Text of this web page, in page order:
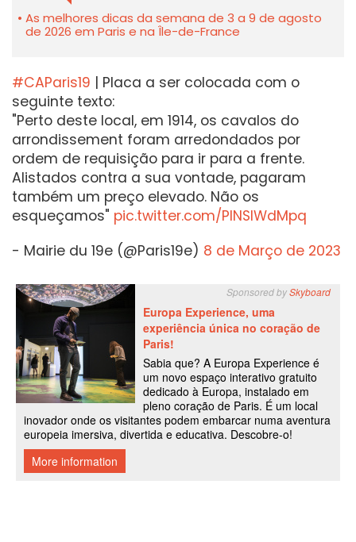
As melhores dicas da semana de 3 a 9 de agosto
de 2026 em Paris e na Île-de-France
#CAParis19 | Placa a ser colocada com o
seguinte texto:
"Perto deste local, em 1914, os cavalos do
arrondissement foram arredondados por
ordem de requisição para ir para a frente.
Alistados contra a sua vontade, pagaram
também um preço elevado. Não os
esqueçamos" pic.twitter.com/PINSIWdMpq
- Mairie du 19e (@Paris19e) 8 de Março de 2023